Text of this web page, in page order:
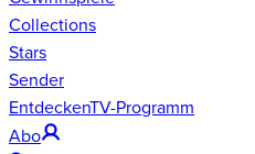
Collections
Stars
Sender
EntdeckenTV-Programm
Abo